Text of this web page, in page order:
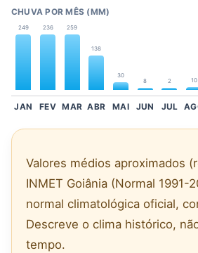
CHUVA POR MÊS (MM)
249 236 259
138
30
8 2 10
JAN FEV MAR ABR MAI JUN JUL
Valores médios aproximados
INMET Goiânia (Normal 1991-
normal climatológica oficial,
Descreve o clima histórico,
tempo.